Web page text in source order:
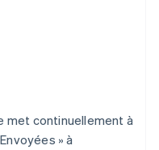
met continuellement à
» à